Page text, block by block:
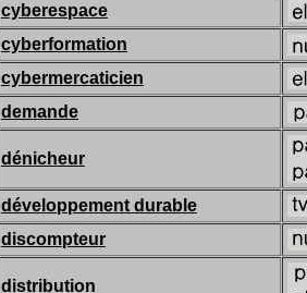
cyberespace
cyberformation
cybermercaticien
demande
dénicheur
développement durable
discompteur
distribution